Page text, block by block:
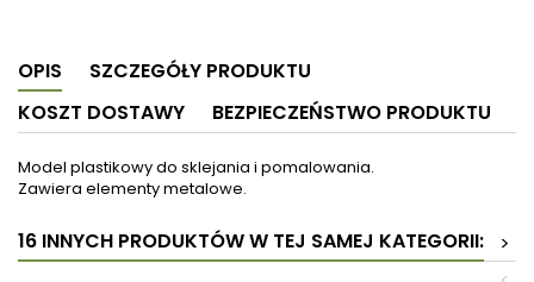
OPIS
SZCZEGÓŁY PRODUKTU
KOSZT DOSTAWY
BEZPIECZEŃSTWO PRODUKTU
Model plastikowy do sklejania i pomalowania.
Zawiera elementy metalowe.
16 INNYCH PRODUKTÓW W TEJ SAMEJ KATEGORII:
>